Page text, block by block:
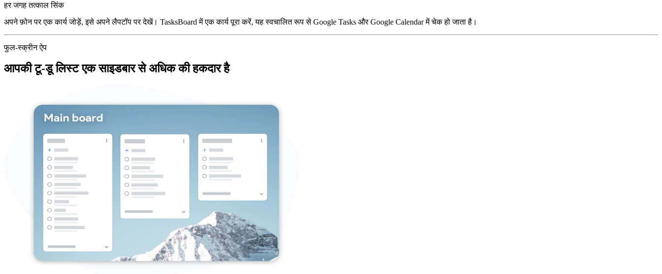
हर जगह तत्काल सिंक
अपने फ़ोन पर एक कार्य जोड़ें, इसे अपने लैपटॉप पर देखें। TasksBoard में एक कार्य पूरा करें, यह स्वचालित रूप से Google Tasks और Google Calendar में चेक हो जाता है।
फुल-स्क्रीन ऐप
आपकी टू-डू लिस्ट एक साइडबार से अधिक की हकदार है